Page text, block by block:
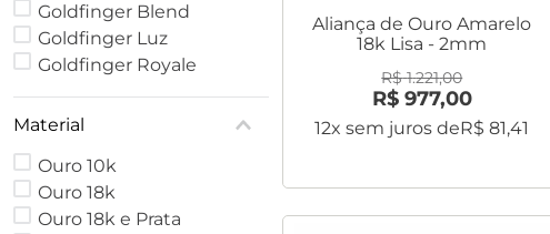
Goldfinger Blend
Goldfinger Luz
Goldfinger Royale
Material
Ouro 10k
Ouro 18k
Ouro 18k e Prata
Aliança de Ouro Amarelo
18k Lisa - 2mm
R$ 1.221,00
R$ 977,00
12x sem juros deR$ 81,41